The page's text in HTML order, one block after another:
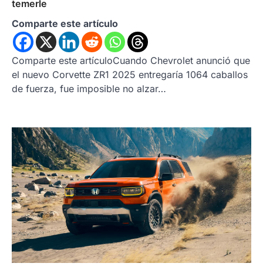
temerle
Comparte este artículo
Comparte este artículoCuando Chevrolet anunció que
el nuevo Corvette ZR1 2025 entregaría 1064 caballos
de fuerza, fue imposible no alzar…